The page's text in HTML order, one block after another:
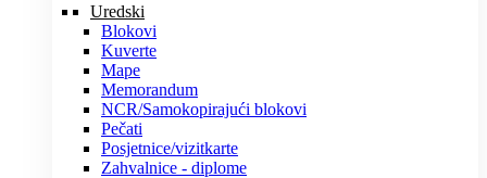
Uredski
Blokovi
Kuverte
Mape
Memorandum
NCR/Samokopirajući blokovi
Pečati
Posjetnice/vizitkarte
Zahvalnice - diplome